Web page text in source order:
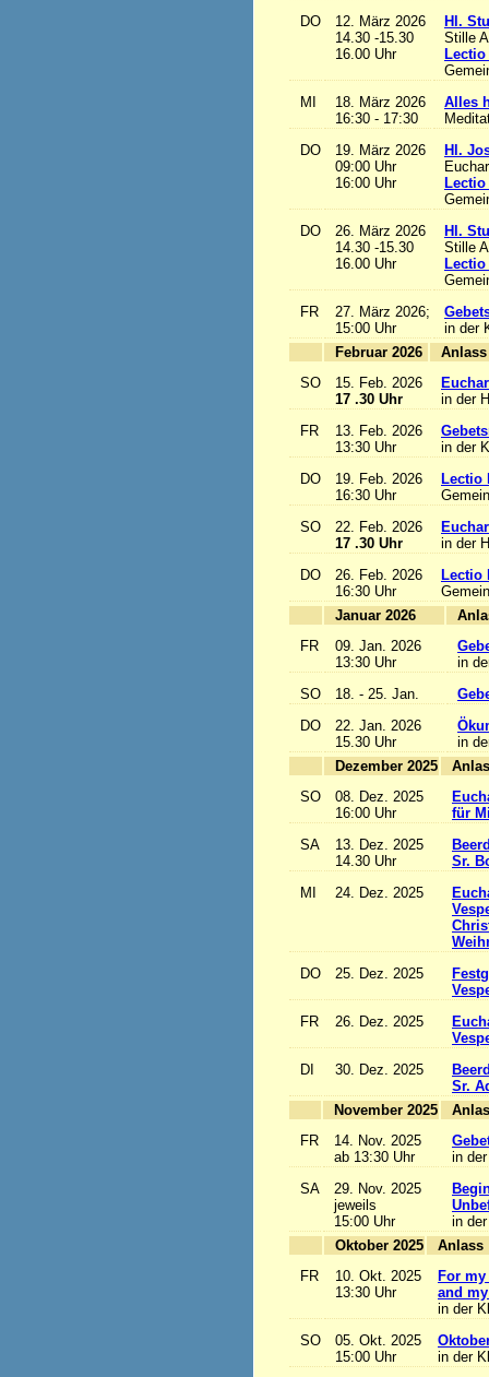
DO
12. März 2026
14.30 -15.30
16.00 Uhr
Hl.
Stille
MI
18. März 2026
16:30 - 17:30
Alles
DO
19. März 2026
09:00 Uhr
16:00 Uhr
Hl.
DO
26. März 2026
14.30 -15.30
16.00 Uhr
Hl.
Stille
FR
27. März 2026;
15:00 Uhr
in der
Februar 2026
SO
15. Feb. 2026
17 .30 Uhr
in der
FR
13. Feb. 2026
13:30 Uhr
in der
DO
19. Feb. 2026
16:30 Uhr
Lectio
SO
22. Feb. 2026
17 .30 Uhr
in der
DO
26. Feb. 2026
16:30 Uhr
Lectio
Januar 2026
FR
09. Jan. 2026
13:30 Uhr
in
SO
18. - 25. Jan.
DO
22. Jan. 2026
15.30 Uhr
in
Dezember 2025
SO
08. Dez. 2025
16:00 Uhr
für
SA
13. Dez. 2025
14.30 Uhr
Sr.
MI
24. Dez. 2025
DO
25. Dez. 2025
FR
26. Dez. 2025
DI
30. Dez. 2025
Sr.
November 2025
FR
14. Nov. 2025
ab 13:30 Uhr
in
SA
29. Nov. 2025
jeweils
15:00 Uhr
in
Oktober 2025
FR
10. Okt. 2025
13:30 Uhr
For
and
in der
SO
05. Okt. 2025
15:00 Uhr
in der